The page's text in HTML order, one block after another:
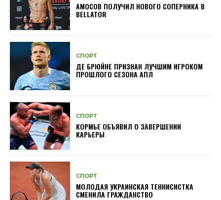
АМОСОВ ПОЛУЧИЛ НОВОГО СОПЕРНИКА В
BELLATOR
СПОРТ
ДЕ БРЮЙНЕ ПРИЗНАН ЛУЧШИМ ИГРОКОМ
ПРОШЛОГО СЕЗОНА АПЛ
СПОРТ
КОРМЬЕ ОБЪЯВИЛ О ЗАВЕРШЕНИИ
КАРЬЕРЫ
СПОРТ
МОЛОДАЯ УКРАИНСКАЯ ТЕННИСИСТКА
СМЕНИЛА ГРАЖДАНСТВО